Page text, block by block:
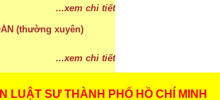
...xem chi tiết
(thường xuyên)
...xem chi tiết
hợp theo phong thuỷ
LUẬT SƯ THÀNH PHỐ HỒ CHÍ MINH